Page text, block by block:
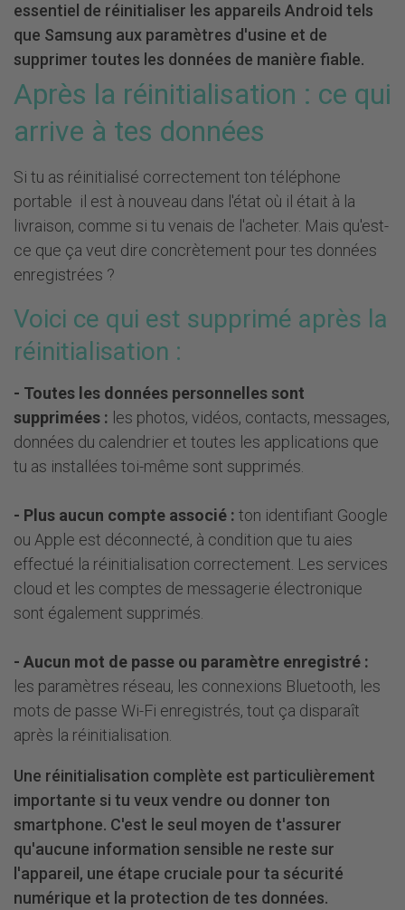
essentiel de réinitialiser les appareils Android tels
que Samsung aux paramètres d'usine et de
supprimer toutes les données de manière fiable.
Après la réinitialisation : ce qui
arrive à tes données
Si tu as réinitialisé correctement ton téléphone
portable il est à nouveau dans l'état où il était à la
livraison, comme si tu venais de l'acheter. Mais qu'est-
ce que ça veut dire concrètement pour tes données
enregistrées ?
Voici ce qui est supprimé après la
réinitialisation :
- Toutes les données personnelles sont
supprimées : les photos, vidéos, contacts, messages,
données du calendrier et toutes les applications que
tu as installées toi-même sont supprimés.
- Plus aucun compte associé : ton identifiant Google
ou Apple est déconnecté, à condition que tu aies
effectué la réinitialisation correctement. Les services
cloud et les comptes de messagerie électronique
sont également supprimés.
- Aucun mot de passe ou paramètre enregistré :
les paramètres réseau, les connexions Bluetooth, les
mots de passe Wi-Fi enregistrés, tout ça disparaît
après la réinitialisation.
Une réinitialisation complète est particulièrement
importante si tu veux vendre ou donner ton
smartphone. C'est le seul moyen de t'assurer
qu'aucune information sensible ne reste sur
l'appareil, une étape cruciale pour ta sécurité
numérique et la protection de tes données.